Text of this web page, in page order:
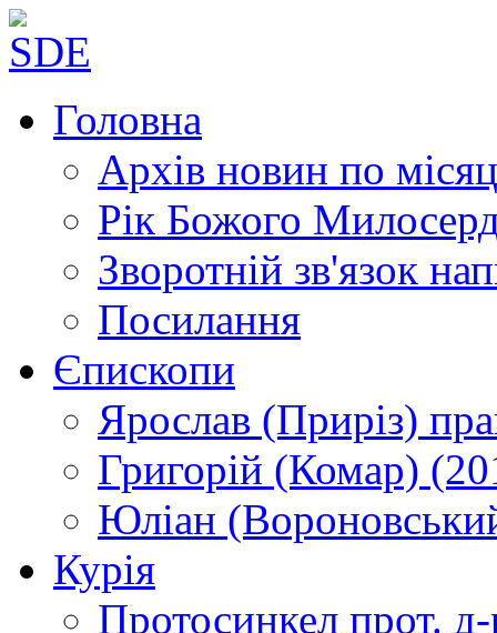
Головна
Архів новин по
Рік Божого
Зворотній зв'язок
Посилання
Єпископи
Ярослав (Приріз)
Григорій (Комар)
Юліан
Курія
Протосинкел прот.